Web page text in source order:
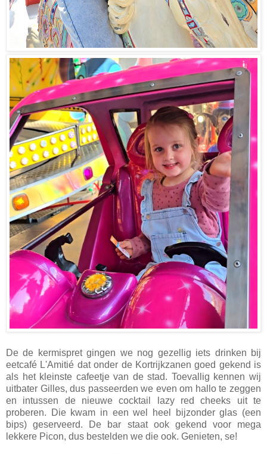
De de kermispret gingen we nog gezellig iets drinken bij
eetcafé L'Amitié dat onder de Kortrijkzanen goed gekend is
als het kleinste cafeetje van de stad. Toevallig kennen wij
uitbater Gilles, dus passeerden we even om hallo te zeggen
en intussen de nieuwe cocktail lazy red cheeks uit te
proberen. Die kwam in een wel heel bijzonder glas (een
bips) geserveerd. De bar staat ook gekend voor mega
lekkere Picon, dus bestelden we die ook. Genieten, se!